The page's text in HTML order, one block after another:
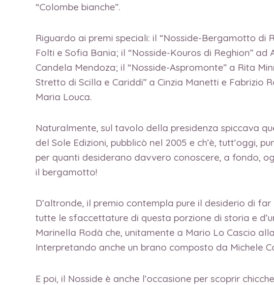
“Colombe bianche”.
Riguardo ai premi speciali: il “Nosside-Bergamotto
Folti e Sofia Bania; il “Nosside-Kouros di Reghion”
Candela Mendoza; il “Nosside-Aspromonte” a Rita
Stretto di Scilla e Cariddi” a Cinzia Manetti e Fabrizio
Maria Louca.
Naturalmente, sul tavolo della presidenza spiccava
del Sole Edizioni, pubblicò nel 2005 e ch’è, tutt’oggi,
per quanti desiderano davvero conoscere, a fondo,
il bergamotto!
D’altronde, il premio contempla pure il desiderio di
tutte le sfaccettature di questa porzione di storia e
Marinella Rodà che, unitamente a Mario Lo Cascio
Interpretando anche un brano composto da Michele
E poi, il Nosside è anche l’occasione per scoprir